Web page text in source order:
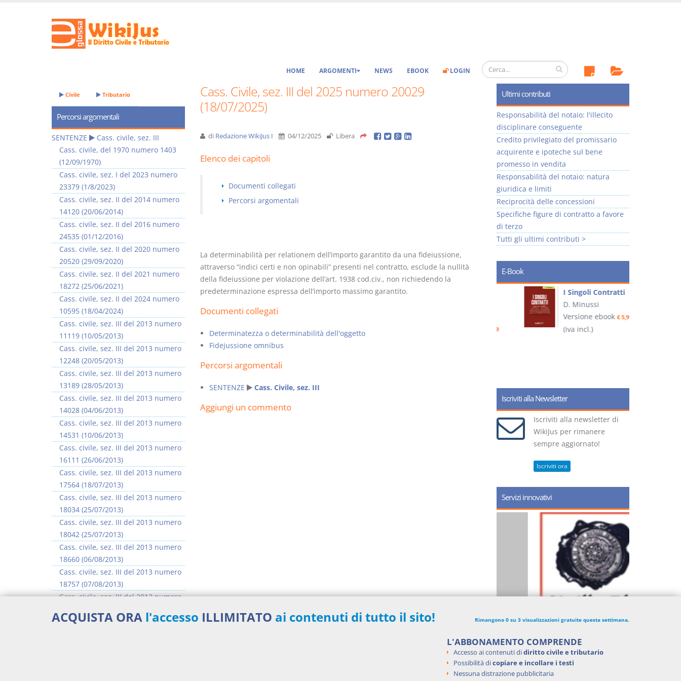
HOME ARGOMENTI NEWS EBOOK LOGIN
Cass. Civile, sez. III del 2025 numero 20029
(18/07/2025)
di Redazione WikiJus I 04/12/2025 Libera
Elenco dei capitoli
Documenti collegati
Percorsi argomentali
La determinabilità per relationem dell’importo garantito da una fideiussione,
attraverso “indici certi e non opinabili” presenti nel contratto, esclude la nullità
della fideiussione per violazione dell’art. 1938 cod.civ., non richiedendo la
predeterminazione espressa dell’importo massimo garantito.
Documenti collegati
Determinatezza o determinabilità dell'oggetto
Fidejussione omnibus
Percorsi argomentali
SENTENZE Cass. Civile, sez. III
Aggiungi un commento
Civile Tributario
Percorsi argomentali
SENTENZE
Cass. civile, sez. III
Cass. civile, del 1970 numero 1403
(12/09/1970)
Cass. civile, sez. I del 2023 numero
23379 (1/8/2023)
Cass. civile, sez. II del 2014 numero
14120 (20/06/2014)
Cass. civile, sez. II del 2016 numero
24535 (01/12/2016)
Cass. civile, sez. II del 2020 numero
20520 (29/09/2020)
Cass. civile, sez. II del 2021 numero
18272 (25/06/2021)
Cass. civile, sez. II del 2024 numero
10595 (18/04/2024)
Cass. civile, sez. III del 2013 numero
11119 (10/05/2013)
Cass. civile, sez. III del 2013 numero
12248 (20/05/2013)
Cass. civile, sez. III del 2013 numero
13189 (28/05/2013)
Cass. civile, sez. III del 2013 numero
14028 (04/06/2013)
Cass. civile, sez. III del 2013 numero
14531 (10/06/2013)
Cass. civile, sez. III del 2013 numero
16111 (26/06/2013)
Cass. civile, sez. III del 2013 numero
17564 (18/07/2013)
Cass. civile, sez. III del 2013 numero
18034 (25/07/2013)
Cass. civile, sez. III del 2013 numero
18042 (25/07/2013)
Cass. civile, sez. III del 2013 numero
18660 (06/08/2013)
Cass. civile, sez. III del 2013 numero
18757 (07/08/2013)
Cass. civile, sez. III del 2013 numero
Cass. civile, sez. III del 2013 numero
Ultimi contributi
Responsabilità del notaio: l'illecito
disciplinare conseguente
Credito privilegiato del promissario
acquirente e ipoteche sul bene
promesso in vendita
Responsabilità del notaio: natura
giuridica e limiti
Reciprocità delle concessioni
Specifiche figure di contratto a favore
di terzo
Tutti gli ultimi contributi >
E-Book
I Vincoli Preliminari
Versione ebook
Usufrutto Uso e
Abitazione
D. Minussi
Versione ebook
€ 4,19
(iva incl.)
Prescrizione e
Versione ebook
€ 4,19
I Singoli Contratti
D. Minussi
Versione ebook€ 5,99
(iva incl.)
Iscriviti alla Newsletter
Iscriviti alla newsletter di
WikiJus per rimanere
sempre aggiornato!
Iscriviti ora
Servizi innovativi
ACQUISTA ORA l'accesso ILLIMITATO ai contenuti di tutto il sito! Rimangono 0 su 3 visualizzazioni gratuite questa settimana.
L'ABBONAMENTO COMPRENDE
Accesso ai contenuti didiritto civile e tributario
Possibilità dicopiare e incollare i testi
Nessuna distrazione pubblicitaria